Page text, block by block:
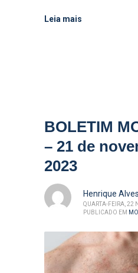
Leia mais
BOLETIM
– 21 de
2023
Henrique Alves
QUARTA-FEIRA, 22
PUBLICADO EM